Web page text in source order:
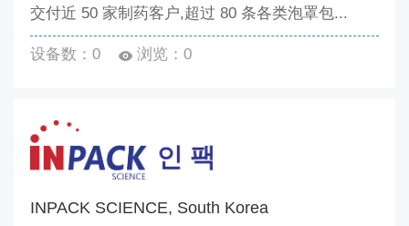
交付近 50 家制药客户,超过 80 条各类泡罩包...
设备数：0 浏览：0
INPACK SCIENCE, South Korea